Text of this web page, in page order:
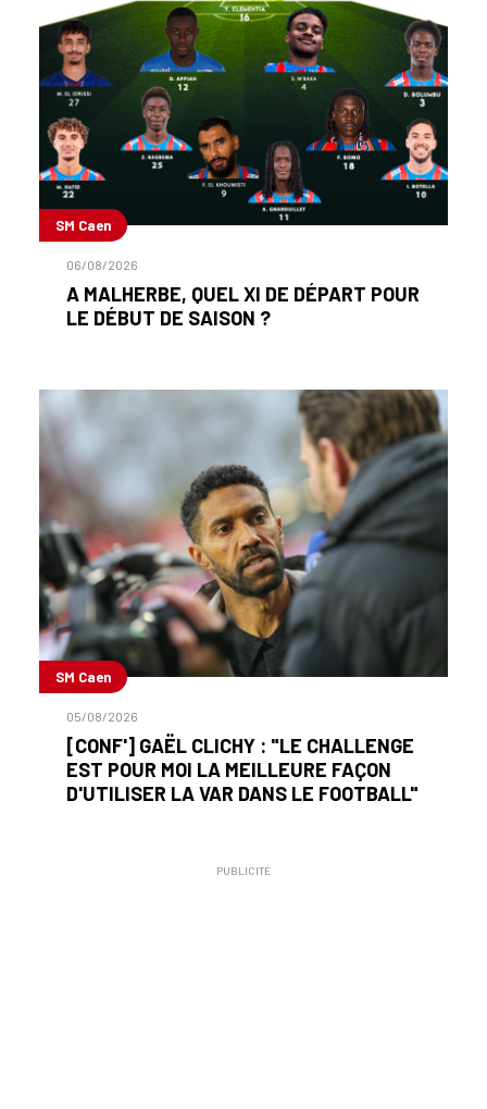
SM Caen
06/08/2026
A MALHERBE, QUEL XI DE DÉPART POUR
LE DÉBUT DE SAISON ?
SM Caen
05/08/2026
[CONF'] GAËL CLICHY : "LE CHALLENGE
EST POUR MOI LA MEILLEURE FAÇON
D'UTILISER LA VAR DANS LE FOOTBALL"
PUBLICITÉ